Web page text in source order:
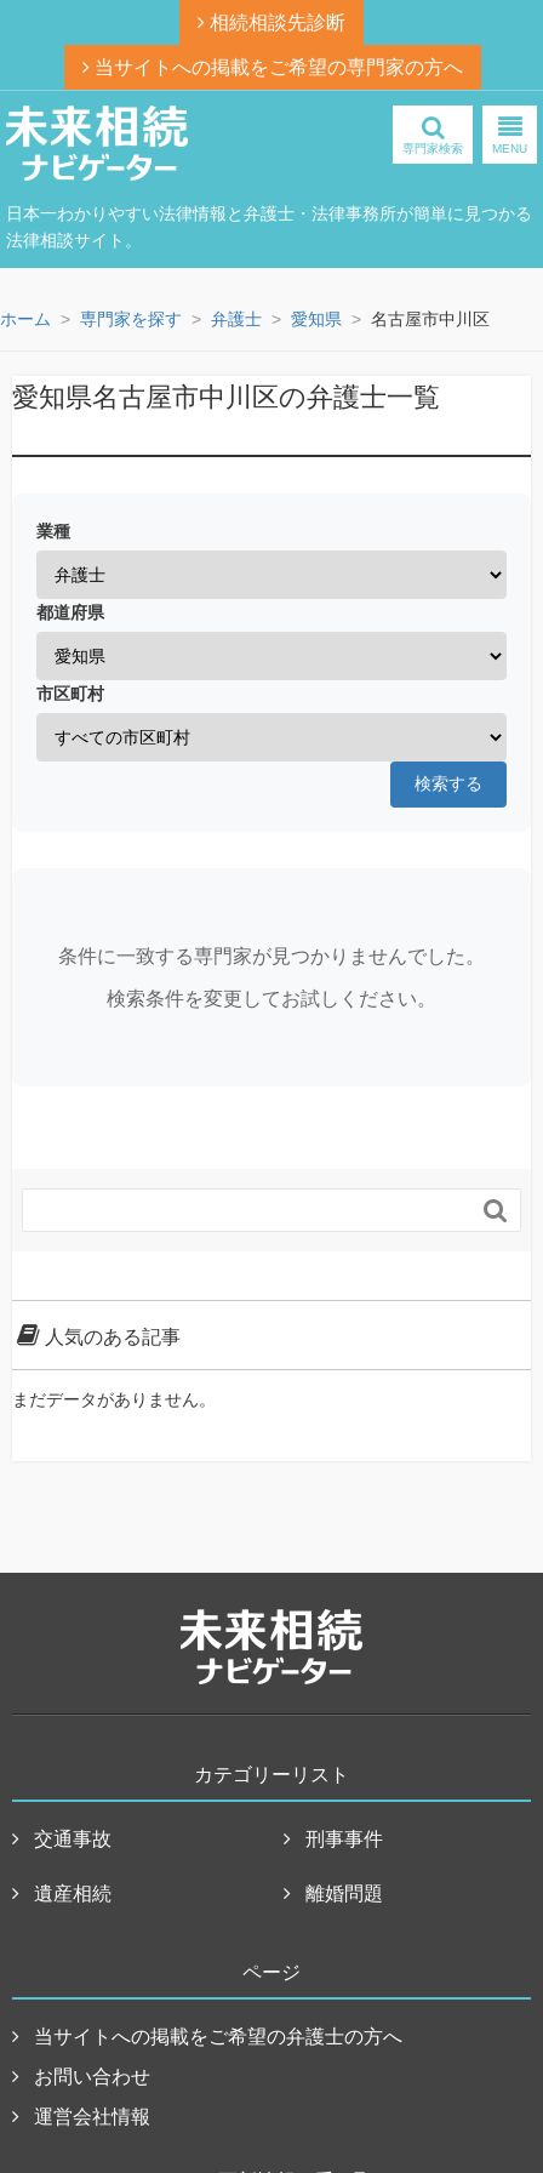
相続相談先診断
当サイトへの掲載をご希望の専門家の方へ
日本一わかりやすい法律情報と弁護士・法律事務所が簡単に見つかる
法律相談サイト。
専門家検索 MENU
ホーム 専門家を探す 弁護士 愛知県 名古屋市中川区
愛知県名古屋市中川区の弁護士一覧
業種
都道府県
市区町村
検索する
条件に一致する専門家が見つかりませんでした。
検索条件を変更してお試しください。

人気のある記事
まだデータがありません。
カテゴリーリスト
交通事故 刑事事件
遺産相続 離婚問題
ページ
当サイトへの掲載をご希望の弁護士の方へ
お問い合わせ
運営会社情報